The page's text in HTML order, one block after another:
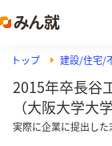
トップ 建設/住宅/
2015年卒長谷
（大阪大学大
実際に企業に提出した